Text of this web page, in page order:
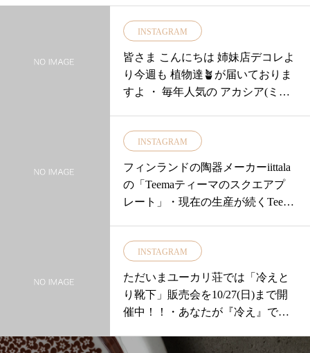
INSTAGRAM
皆さま こんにちは 姉妹店デコレよ
り今週も 植物達🪴が届いておりま
すよ ・ 毎年人気の アカシア(ミモ
INSTAGRAM
フィンランドの陶器メーカーiittala
の「Teemaティーマのスクエアプ
レート」・現在の生産が続くTeem
す！・Kiltaの生産終了を惜しむ声
を受けてカイ・フランク自身が198
1年に改良を加えて販売を開始しま
した!・Kiltaからの主な変更点は素
シャープに…オーブン対応といっ
INSTAGRAM
ただいまユーカリ荘では「冷えと
り靴下」販売会を10/27(日)まで開
催中！！・あなたが『冷え』でお
カリ荘へお越しください！・・靴